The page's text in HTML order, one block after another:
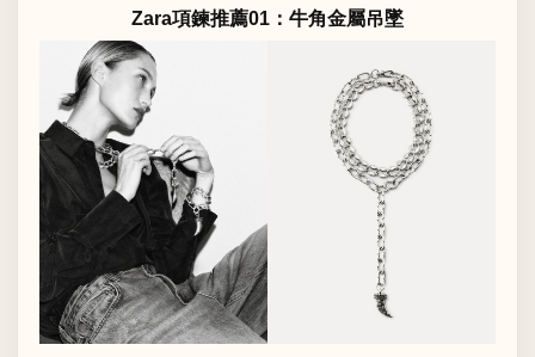
Zara項鍊推薦01：牛角金屬吊墜